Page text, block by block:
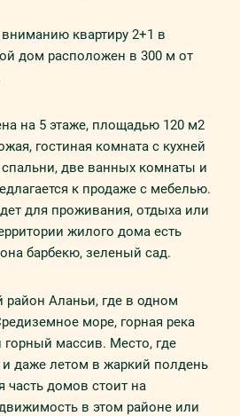
квартиру 2+1 в
дом расположен в 300 м от
на 5 этаже, площадью 120 м2
гостиная комната с кухней
спальни, две ванных комнаты и
к продаже с мебелью.
для проживания, отдыха или
жилого дома есть
барбекю, зеленый сад.
район Аланьи, где в одном
море, горная река
массив. Место, где
и даже летом в жаркий полдень
часть домов стоит на
в этом районе или